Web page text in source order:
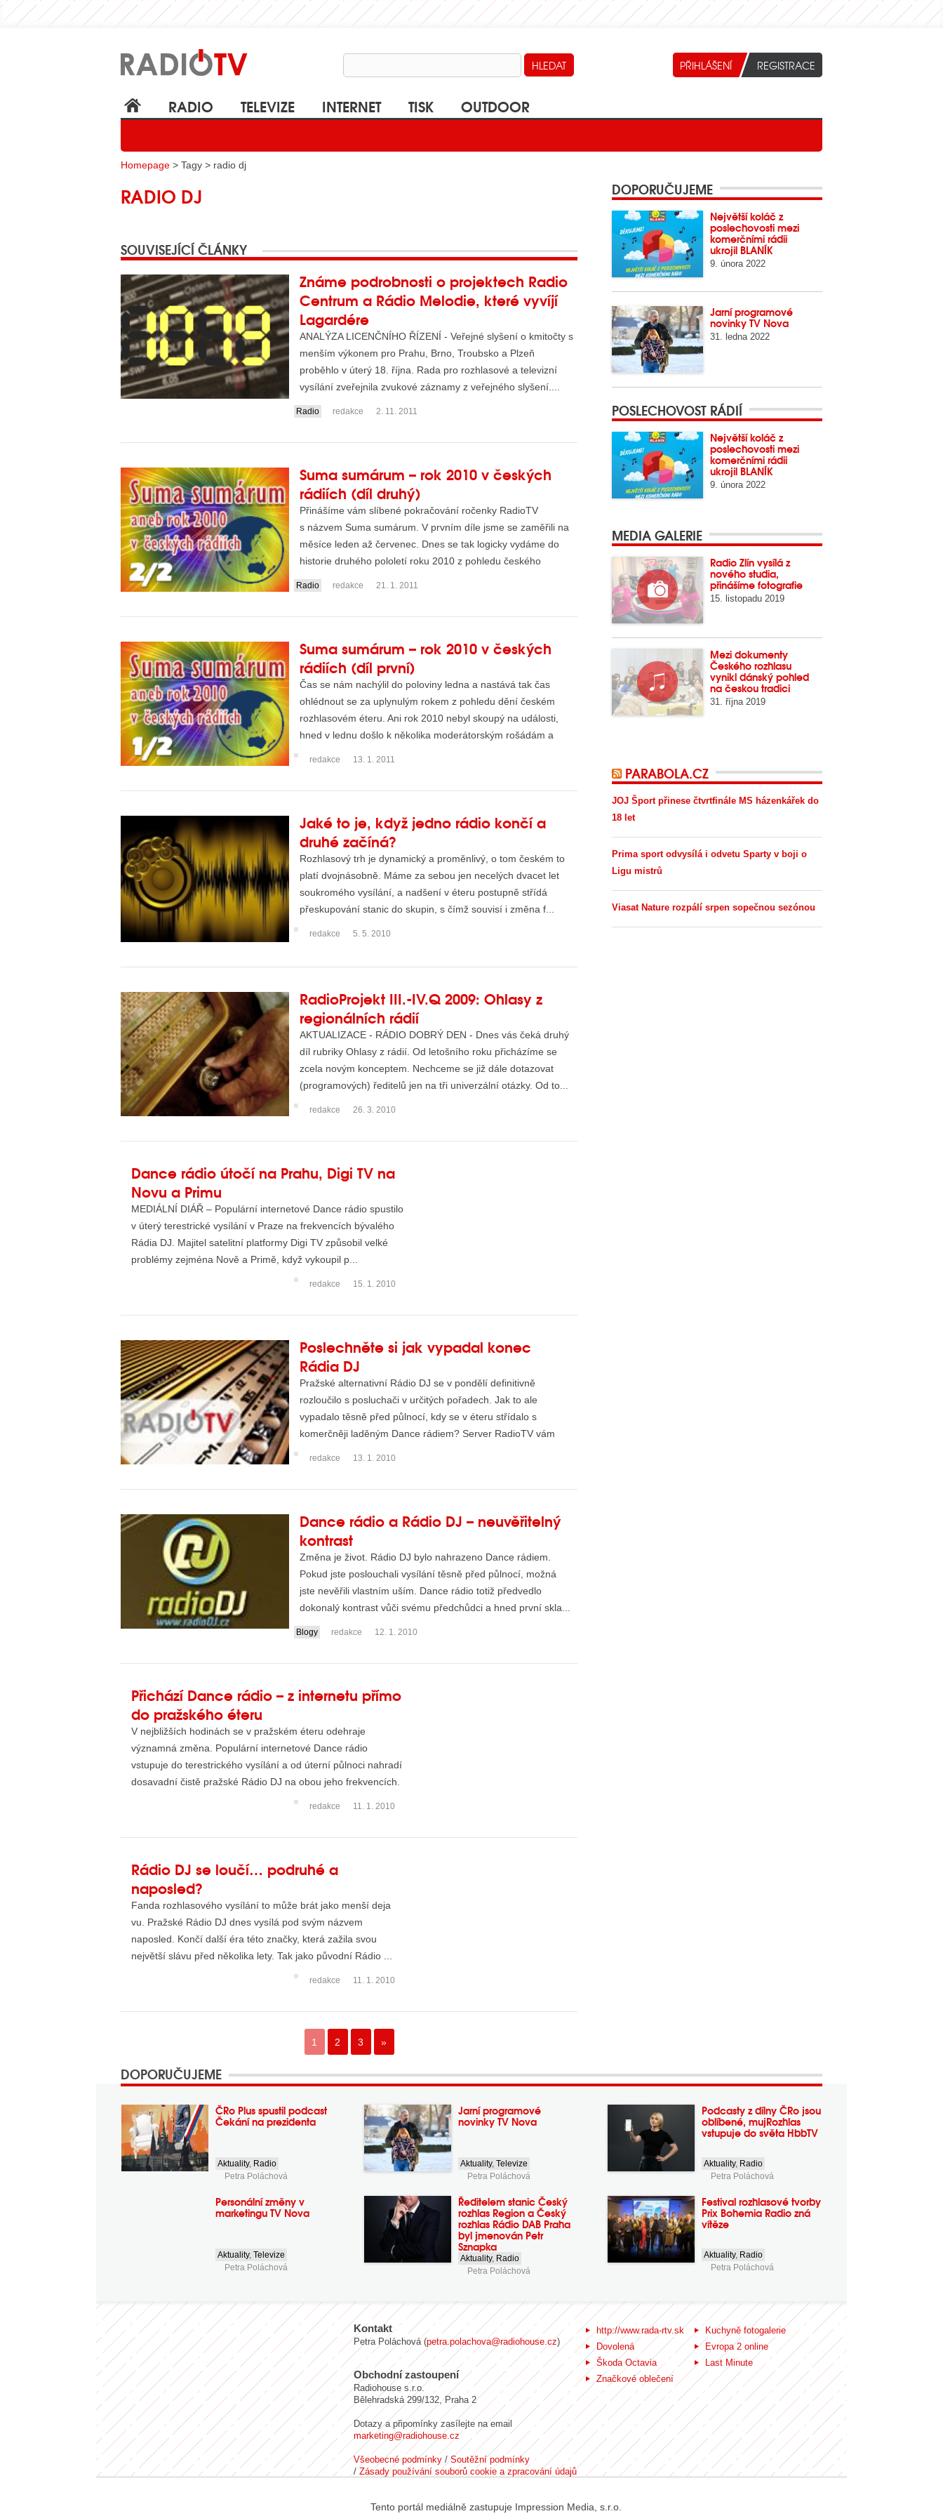
RADIO TELEVIZE INTERNET TISK OUTDOOR
Homepage > Tagy > radio dj
RADIO DJ
SOUVISEJÍCÍ ČLÁNKY
Známe podrobnosti o projektech Radio
Centrum a Rádio Melodie, které vyvíjí
Lagardére
ANALÝZA LICENČNÍHO ŘÍZENÍ - Veřejné slyšení o kmitočty s
menším výkonem pro Prahu, Brno, Troubsko a Plzeň
proběhlo v úterý 18. října. Rada pro rozhlasové a televizní
vysílání zveřejnila zvukové záznamy z veřejného slyšení....
Radio redakce 2. 11. 2011
Suma sumárum – rok 2010 v českých
rádiích (díl druhý)
Přinášíme vám slíbené pokračování ročenky RadioTV
s názvem Suma sumárum. V prvním díle jsme se zaměřili na
měsíce leden až červenec. Dnes se tak logicky vydáme do
historie druhého pololetí roku 2010 z pohledu českého
rozhlasov...
Radio redakce 21. 1. 2011
Suma sumárum – rok 2010 v českých
rádiích (díl první)
Čas se nám nachýlil do poloviny ledna a nastává tak čas
ohlédnout se za uplynulým rokem z pohledu dění českém
rozhlasovém éteru. Ani rok 2010 nebyl skoupý na události,
hned v lednu došlo k několika moderátorským rošádám a
redakce 13. 1. 2011
Jaké to je, když jedno rádio končí a
druhé začíná?
Rozhlasový trh je dynamický a proměnlivý, o tom českém to
platí dvojnásobně. Máme za sebou jen necelých dvacet let
soukromého vysílání, a nadšení v éteru postupně střídá
přeskupování stanic do skupin, s čímž souvisí i změna f...
redakce 5. 5. 2010
RadioProjekt III.-IV.Q 2009: Ohlasy z
regionálních rádií
AKTUALIZACE - RÁDIO DOBRÝ DEN - Dnes vás čeká druhý
díl rubriky Ohlasy z rádií. Od letošního roku přicházíme se
zcela novým konceptem. Nechceme se již dále dotazovat
(programových) ředitelů jen na tři univerzální otázky. Od to...
redakce 26. 3. 2010
Dance rádio útočí na Prahu, Digi TV na
Novu a Primu
MEDIÁLNÍ DIÁŘ – Populární internetové Dance rádio spustilo
v úterý terestrické vysílání v Praze na frekvencích bývalého
Rádia DJ. Majitel satelitní platformy Digi TV způsobil velké
problémy zejména Nově a Primě, když vykoupil p...
redakce 15. 1. 2010
Poslechněte si jak vypadal konec
Rádia DJ
Pražské alternativní Rádio DJ se v pondělí definitivně
rozloučilo s posluchači v určitých pořadech. Jak to ale
vypadalo těsně před půlnocí, kdy se v éteru střídalo s
komerčněji laděným Dance rádiem? Server RadioTV vám
redakce 13. 1. 2010
Dance rádio a Rádio DJ – neuvěřitelný
kontrast
Změna je život. Rádio DJ bylo nahrazeno Dance rádiem.
Pokud jste poslouchali vysílání těsně před půlnocí, možná
jste nevěřili vlastním uším. Dance rádio totiž předvedlo
dokonalý kontrast vůči svému předchůdci a hned první skla...
Blogy redakce 12. 1. 2010
Přichází Dance rádio – z internetu přímo
do pražského éteru
V nejbližších hodinách se v pražském éteru odehraje
významná změna. Populární internetové Dance rádio
vstupuje do terestrického vysílání a od úterní půlnoci nahradí
dosavadní čistě pražské Rádio DJ na obou jeho frekvencích.
redakce 11. 1. 2010
Rádio DJ se loučí… podruhé a
naposled?
Fanda rozhlasového vysílání to může brát jako menší deja
vu. Pražské Rádio DJ dnes vysílá pod svým názvem
naposled. Končí další éra této značky, která zažila svou
největší slávu před několika lety. Tak jako původní Rádio ...
redakce 11. 1. 2010
1 2 3 »
DOPORUČUJEME
Největší koláč z
poslechovosti mezi
komerčními rádii
ukrojil BLANÍK
9. února 2022
Jarní programové
novinky TV Nova
31. ledna 2022
POSLECHOVOST RÁDIÍ
Největší koláč z
poslechovosti mezi
komerčními rádii
ukrojil BLANÍK
9. února 2022
MEDIA GALERIE
Radio Zlín vysílá z
nového studia,
přinášíme fotografie
15. listopadu 2019
Mezi dokumenty
Českého rozhlasu
vynikl dánský pohled
na českou tradici
31. října 2019
PARABOLA.CZ
JOJ Šport přinese čtvrtfinále MS házenkářek do
18 let
Prima sport odvysílá i odvetu Sparty v boji o
Ligu mistrů
Viasat Nature rozpálí srpen sopečnou sezónou
DOPORUČUJEME
ČRo Plus spustil podcast
Čekání na prezidenta
Aktuality, Radio
Petra Poláchová
Jarní programové
novinky TV Nova
Aktuality,Televize
Petra Poláchová
Podcasty z dílny ČRo jsou
oblíbené, mujRozhlas
vstupuje do světa HbbTV
Aktuality, Radio
Petra Poláchová
Personální změny v
marketingu TV Nova
Aktuality,Televize
Petra Poláchová
Ředitelem stanic Český
rozhlas Region a Český
rozhlas Rádio DAB Praha
byl jmenován Petr
Sznapka
Aktuality, Radio
Petra Poláchová
Festival rozhlasové tvorby
Prix Bohemia Radio zná
vítěze
Aktuality, Radio
Petra Poláchová
Kontakt
Petra Poláchová (petra.polachova@radiohouse.cz)
Obchodní zastoupení
Radiohouse s.r.o.
Bělehradská 299/132, Praha 2
Dotazy a připomínky zasílejte na email
marketing@radiohouse.cz
Všeobecné podmínky/Soutěžní podmínky
/Zásady používání souborů cookie a zpracování údajů
http://www.rada-rtv.sk
Kuchyně fotogalerie
Dovolená
Evropa 2 online
Škoda Octavia
Last Minute
Značkové oblečení
Tento portál mediálně zastupuje Impression Media, s.r.o.